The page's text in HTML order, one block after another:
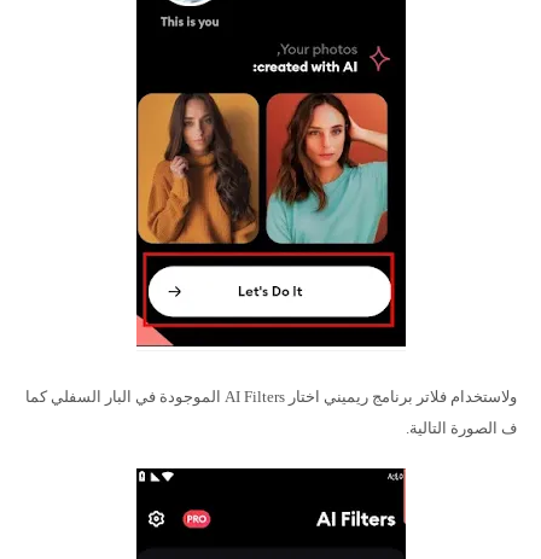
ولاستخدام فلاتر برنامج ريميني اختار AI Filters الموجودة في البار السفلي كما
ف الصورة التالية.